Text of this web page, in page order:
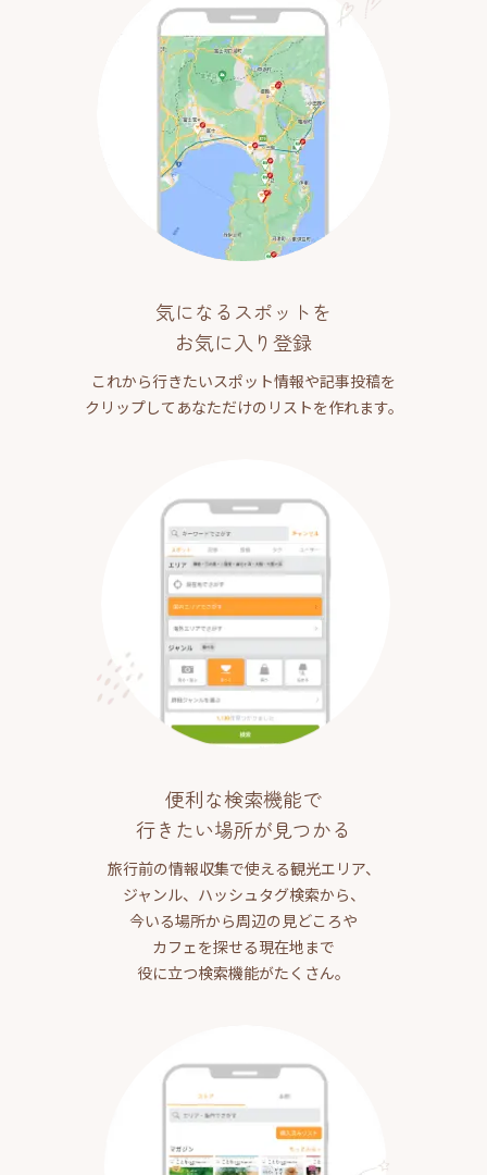
気になるスポットを
お気に入り登録
これから行きたいスポット情報や記事投稿を
クリップしてあなただけのリストを作れます。
便利な検索機能で
行きたい場所が見つかる
旅行前の情報収集で使える観光エリア、
ジャンル、ハッシュタグ検索から、
今いる場所から周辺の見どころや
カフェを探せる現在地まで
役に立つ検索機能がたくさん。